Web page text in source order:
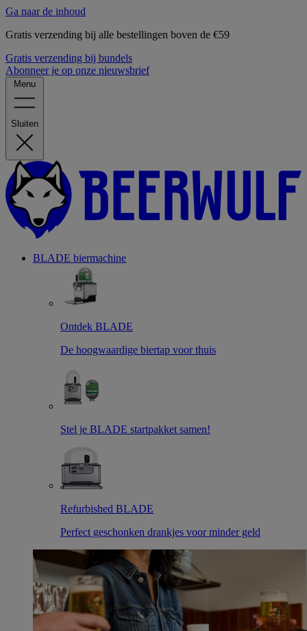
Ga naar de inhoud
Gratis verzending bij alle bestellingen boven de €59
Gratis verzending bij bundels
Abonneer je op onze nieuwsbrief
Menu
Sluiten
BLADE biermachine
Ontdek BLADE
De hoogwaardige biertap voor thuis
Stel je BLADE startpakket samen!
Refurbished BLADE
Perfect geschonken drankjes voor minder geld